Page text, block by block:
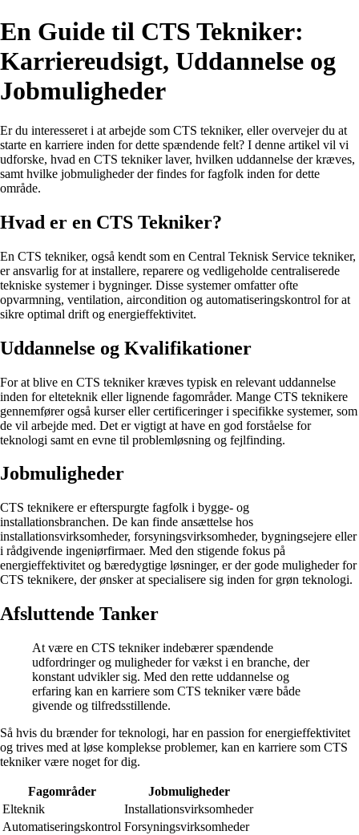
En Guide til CTS Tekniker:
Karriereudsigt, Uddannelse og
Jobmuligheder
Er du interesseret i at arbejde som CTS tekniker, eller overvejer du at
starte en karriere inden for dette spændende felt? I denne artikel vil vi
udforske, hvad en CTS tekniker laver, hvilken uddannelse der kræves,
samt hvilke jobmuligheder der findes for fagfolk inden for dette
område.
Hvad er en CTS Tekniker?
En CTS tekniker, også kendt som en Central Teknisk Service tekniker,
er ansvarlig for at installere, reparere og vedligeholde centraliserede
tekniske systemer i bygninger. Disse systemer omfatter ofte
opvarmning, ventilation, aircondition og automatiseringskontrol for at
sikre optimal drift og energieffektivitet.
Uddannelse og Kvalifikationer
For at blive en CTS tekniker kræves typisk en relevant uddannelse
inden for elteteknik eller lignende fagområder. Mange CTS teknikere
gennemfører også kurser eller certificeringer i specifikke systemer, som
de vil arbejde med. Det er vigtigt at have en god forståelse for
teknologi samt en evne til problemløsning og fejlfinding.
Jobmuligheder
CTS teknikere er efterspurgte fagfolk i bygge- og
installationsbranchen. De kan finde ansættelse hos
installationsvirksomheder, forsyningsvirksomheder, bygningsejere eller
i rådgivende ingeniørfirmaer. Med den stigende fokus på
energieffektivitet og bæredygtige løsninger, er der gode muligheder for
CTS teknikere, der ønsker at specialisere sig inden for grøn teknologi.
Afsluttende Tanker
At være en CTS tekniker indebærer spændende
udfordringer og muligheder for vækst i en branche, der
konstant udvikler sig. Med den rette uddannelse og
erfaring kan en karriere som CTS tekniker være både
givende og tilfredsstillende.
Så hvis du brænder for teknologi, har en passion for energieffektivitet
og trives med at løse komplekse problemer, kan en karriere som CTS
tekniker være noget for dig.
Fagområder
Jobmuligheder
Elteknik
Installationsvirksomheder
Automatiseringskontrol Forsyningsvirksomheder